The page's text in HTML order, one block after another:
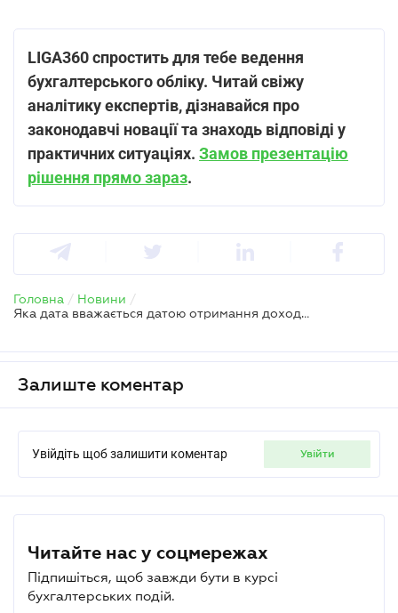
LIGA360 спростить для тебе ведення
бухгалтерського обліку. Читай свіжу
аналітику експертів, дізнавайся про
законодавчі новації та знаходь відповіді у
практичних ситуаціях. Замов презентацію
рішення прямо зараз.
Головна / Новини /
Яка дата вважається датою отримання доходу ФОП – єдинником, якщо чек з післяплатою
Залиште коментар
Увійдіть щоб залишити коментар увійти
Читайте нас у соцмережах
Підпишіться, щоб завжди бути в курсі
бухгалтерських подій.